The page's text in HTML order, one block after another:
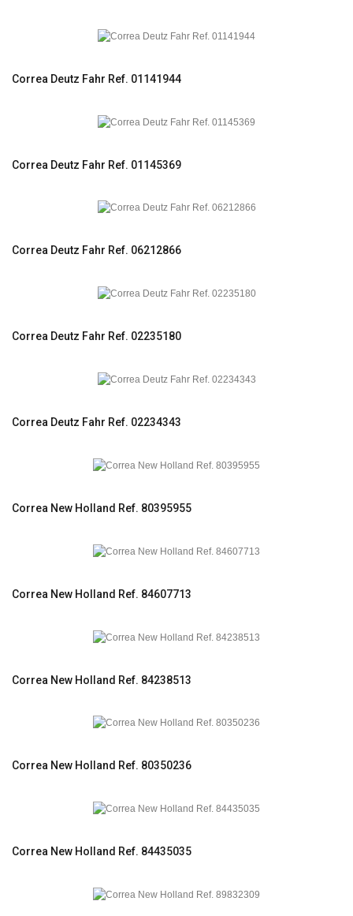
Correa Deutz Fahr Ref. 01141944
Correa Deutz Fahr Ref. 01145369
Correa Deutz Fahr Ref. 06212866
Correa Deutz Fahr Ref. 02235180
Correa Deutz Fahr Ref. 02234343
Correa New Holland Ref. 80395955
Correa New Holland Ref. 84607713
Correa New Holland Ref. 84238513
Correa New Holland Ref. 80350236
Correa New Holland Ref. 84435035